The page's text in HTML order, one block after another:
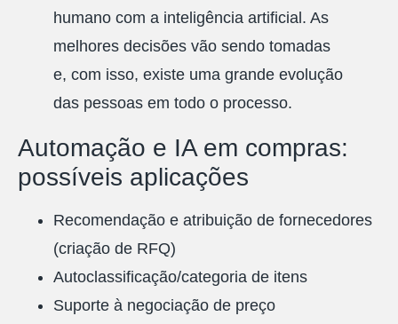
humano com a inteligência artificial. As
melhores decisões vão sendo tomadas
e, com isso, existe uma grande evolução
das pessoas em todo o processo.
Automação e IA em compras:
possíveis aplicações
Recomendação e atribuição de fornecedores
(criação de RFQ)
Autoclassificação/categoria de itens
Suporte à negociação de preço